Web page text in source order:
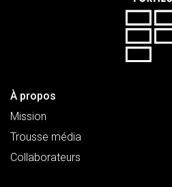
À propos
Mission
Trousse média
Collaborateurs